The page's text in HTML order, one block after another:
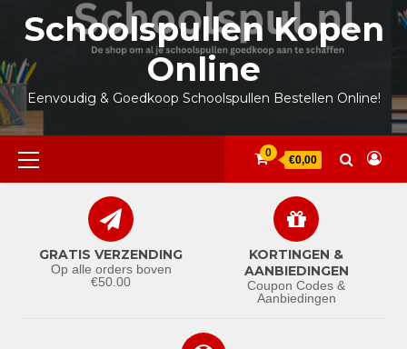
inhoud
Schoolspullen Kopen
Online
Eenvoudig & Goedkoop Schoolspullen Bestellen Online!
Primair
menu
0
€0,00
GRATIS VERZENDING
Op alle orders boven
€50.00
KORTINGEN &
AANBIEDINGEN
Coupon Codes &
Aanbiedingen